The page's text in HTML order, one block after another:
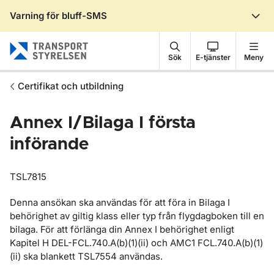
Varning för bluff-SMS
Sök E-tjänster Meny
Certifikat och utbildning
Annex I/Bilaga I första
införande
TSL7815
Denna ansökan ska användas för att föra in Bilaga I
behörighet av giltig klass eller typ från flygdagboken till en
bilaga. För att förlänga din Annex I behörighet enligt
Kapitel H DEL-FCL.740.A(b)(1)(ii) och AMC1 FCL.740.A(b)(1)
(ii) ska blankett TSL7554 användas.